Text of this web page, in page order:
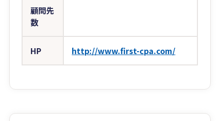
顧問先
数
HP http://www.first-cpa.com/